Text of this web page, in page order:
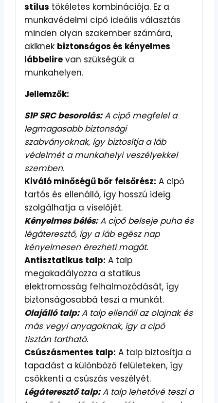
stílus tökéletes kombinációja. Ez a
munkavédelmi cipő ideális választás
minden olyan szakember számára,
akiknek biztonságos és kényelmes
lábbelire van szükségük a
munkahelyen.
Jellemzők:
S1P SRC besorolás:A cipő megfelel a
legmagasabb biztonsági
szabványoknak, így biztosítja a láb
védelmét a munkahelyi veszélyekkel
szemben.
Kiváló minőségű bőr felsőrész: A cipő
tartós és ellenálló, így hosszú ideig
szolgálhatja a viselőjét.
Kényelmes bélés:A cipő belseje puha és
légáteresztő, így a láb egész nap
kényelmesen érezheti magát.
Antisztatikus talp: A talp
megakadályozza a statikus
elektromosság felhalmozódását, így
biztonságosabbá teszi a munkát.
Olajálló talp:A talp ellenáll az olajnak és
más vegyi anyagoknak, így a cipő
tisztán tartható.
Csúszásmentes talp: A talp biztosítja a
tapadást a különböző felületeken, így
csökkenti a csúszás veszélyét.
Légáteresztő talp:A talp lehetővé teszi a